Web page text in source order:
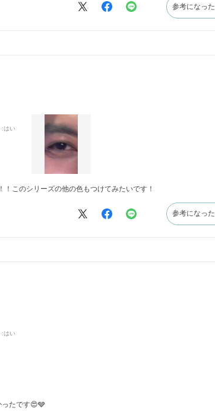
参考になった
:はい
このシリーズの他の色もつけてみたいです！
参考になった
:はい
ったです😍🩶